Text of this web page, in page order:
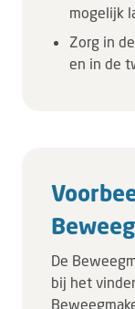
mogelijk
Zorg in
en in de
De
bij het